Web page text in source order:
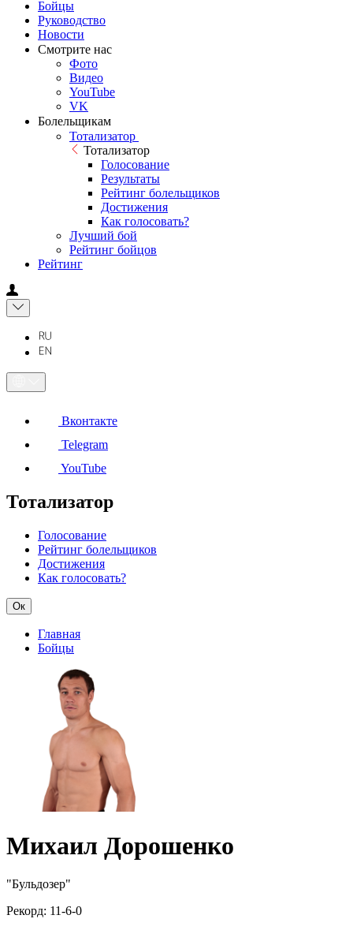
Бойцы
Руководство
Новости
Смотрите нас
Фото
Видео
YouTube
VK
Болельщикам
Тотализатор
Тотализатор
Голосование
Результаты
Рейтинг болельщиков
Достижения
Как голосовать?
Лучший бой
Рейтинг бойцов
Рейтинг
Вконтакте
Telegram
YouTube
Тотализатор
Голосование
Рейтинг болельщиков
Достижения
Как голосовать?
Ок
Главная
Бойцы
Михаил Дорошенко
"Бульдозер"
Рекорд: 11-6-0